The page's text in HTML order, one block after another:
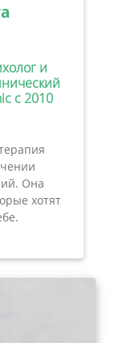
и
с 2010
Она
хотят